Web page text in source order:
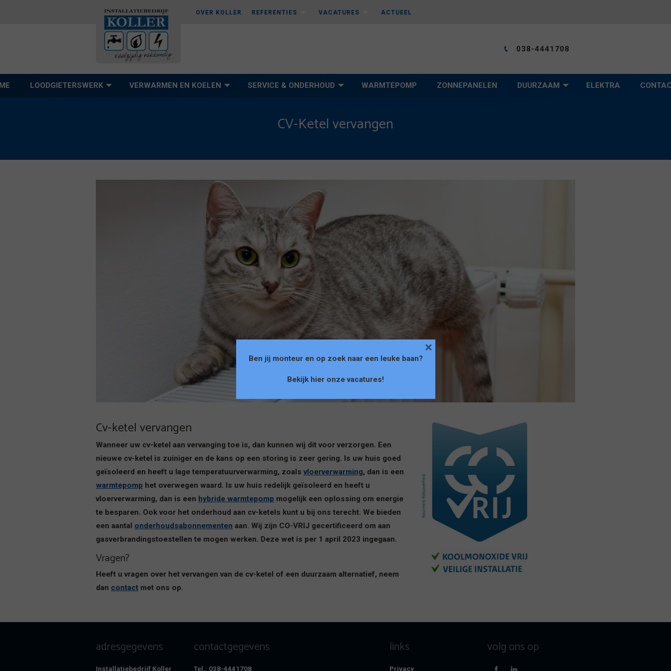
OVER KOLLER REFERENTIES VACATURES ACTUEEL
038-4441708
LOODGIETERSWERK VERWARMEN EN KOELEN SERVICE & ONDERHOUD WARMTEPOMP ZONNEPANELEN DUURZAAM ELEKTRA
CV-Ketel vervangen
Cv-ketel vervangen
Wanneer uw cv-ketel aan vervanging toe is, dan kunnen wij dit voor verzorgen. Een
nieuwe cv-ketel is zuiniger en de kans op een storing is zeer gering. Is uw huis goed
geïsoleerd en heeft u lage temperatuurverwarming, zoals vloerverwarming, dan is een
warmtepomp het overwegen waard. Is uw huis redelijk geïsoleerd en heeft u
vloerverwarming, dan is een hybride warmtepomp mogelijk een oplossing om energie
te besparen. Ook voor het onderhoud aan cv-ketels kunt u bij ons terecht. We bieden
een aantal onderhoudsabonnementen aan. Wij zijn CO-VRIJ gecertificeerd om aan
gasverbrandingstoestellen te mogen werken. Deze wet is per 1 april 2023 ingegaan.
Vragen?
Heeft u vragen over het vervangen van de cv-ketel of een duurzaam alternatief, neem
dan contact met ons op.
adresgegevens
Installatiebedrijf Koller
contactgegevens
Tel.: 038-4441708
links
Privacy
volg ons op
Ben jij monteur en op zoek naar een leuke baan?
Bekijk hier onze vacatures!
×